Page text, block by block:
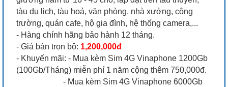
tàu du lịch, tàu hoả, văn phòng, nhà xưởng, công
trường, quán cafe, hộ gia đình, hệ thống camera,...
- Hàng chính hãng bảo hành 12 tháng.
- Giá bán trọn bộ: 1,200,000đ
- Khuyến mãi: - Mua kèm Sim 4G Vinaphone 1200Gb
(100Gb/Tháng) miễn phí 1 năm cộng thêm 750,000đ.
- Mua kèm Sim 4G Vinaphone 6000Gb